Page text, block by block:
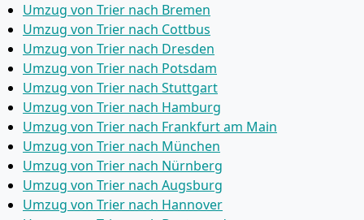
Umzug von Trier nach Bremen
Umzug von Trier nach Cottbus
Umzug von Trier nach Dresden
Umzug von Trier nach Potsdam
Umzug von Trier nach Stuttgart
Umzug von Trier nach Hamburg
Umzug von Trier nach Frankfurt am Main
Umzug von Trier nach München
Umzug von Trier nach Nürnberg
Umzug von Trier nach Augsburg
Umzug von Trier nach Hannover